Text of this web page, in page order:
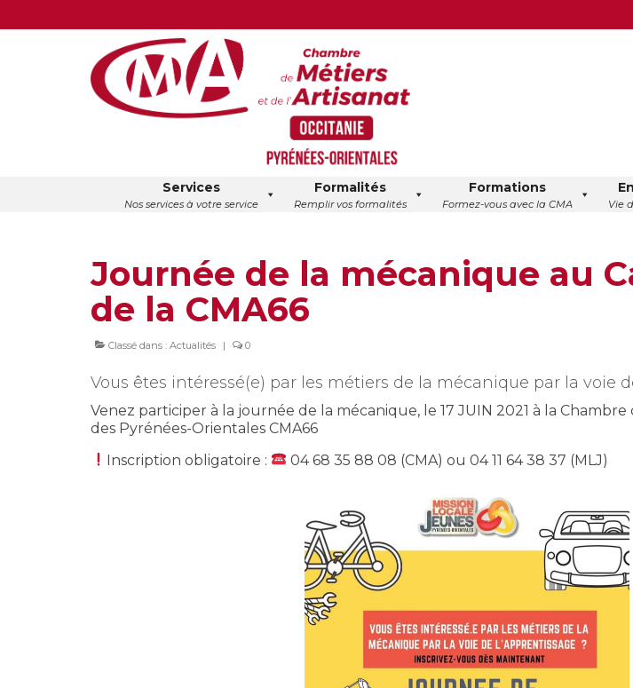
Services
Nos services à votre service
Formalités
Remplir vos formalités
Formations
Formez-vous avec la CMA Vie
Journée de la mécanique au
de la CMA66
Classé dans : Actualités | 0
Vous êtes intéressé(e) par les métiers de la mécanique par la voie
Venez participer à la journée de la mécanique, le 17 JUIN 2021 à la Chambre
des Pyrénées-Orientales CMA66
Inscription obligatoire :
04 68 35 88 08 (CMA) ou 04 11 64 38 37 (MLJ)